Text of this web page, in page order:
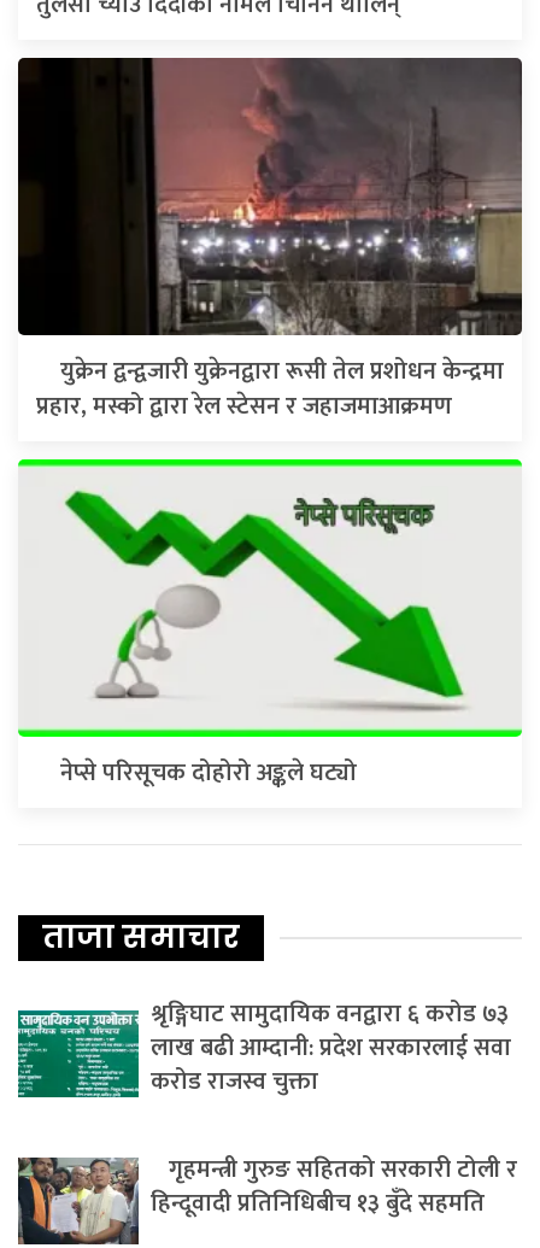
युक्रेन द्वन्द्वजारी युक्रेनद्वारा रूसी तेल प्रशोधन केन्द्रमा
प्रहार, मस्को द्वारा रेल स्टेसन र जहाजमाआक्रमण
नेप्से परिसूचक दोहोरो अङ्कले घट्यो
ताजा समाचार
श्रृङ्गिघाट सामुदायिक वनद्वारा ६ करोड ७३
लाख बढी आम्दानी: प्रदेश सरकारलाई सवा
करोड राजस्व चुक्ता
गृहमन्त्री गुरुङ सहितको सरकारी टोली र
हिन्दूवादी प्रतिनिधिबीच १३ बुँदे सहमति